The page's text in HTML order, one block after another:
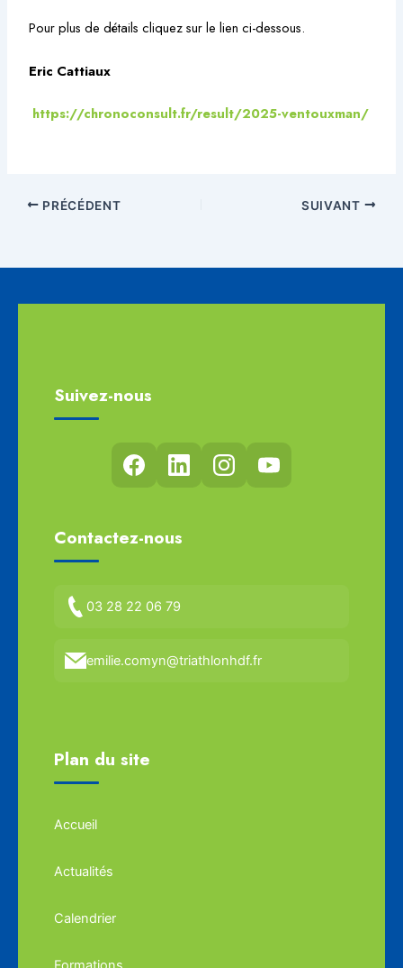
Pour plus de détails cliquez sur le lien ci-dessous.
Eric Cattiaux
https://chronoconsult.fr/result/2025-ventouxman/
PRÉCÉDENT SUIVANT
Suivez-nous
Contactez-nous
03 28 22 06 79
emilie.comyn@triathlonhdf.fr
Plan du site
Accueil
Actualités
Calendrier